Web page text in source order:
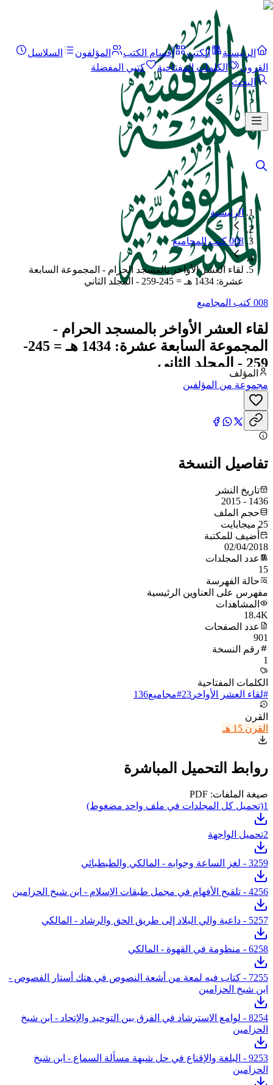
الرئيسية الكتب أقسام الكتب المؤلفون
السلاسل
القرون
الكلمات المفتاحية
كتبي المفضلة
البحث
الرئيسية
008 كتب المجاميع
لقاء العشر الأواخر بالمسجد الحرام - المجموعة السابعة
عشرة: 1434 هـ = 245-259 - المجلد الثاني
008 كتب المجاميع
لقاء العشر الأواخر بالمسجد الحرام -
المجموعة السابعة عشرة: 1434 هـ = 245-
259 - المجلد الثاني
المؤلف
مجموعة من المؤلفين
تفاصيل النسخة
تاريخ النشر
1436 - 2015
حجم الملف
25 ميجابايت
أُضيف للمكتبة
02/04/2018
عدد المجلدات
15
حالة الفهرسة
مفهرس على العناوين الرئيسية
المشاهدات
18.4K
عدد الصفحات
901
رقم النسخة
1
الكلمات المفتاحية
#لقاء العشر الأواخر 23
#مجاميع136
القرن
القرن 15 هـ
روابط التحميل المباشرة
صيغة الملفات: PDF
1(تحميل كل المجلدات في ملف واحد مضغوط)
2تحميل الواجهة
3259 - لغز الساعة وجوابه - المالكي والطبطبائي
4256 - تلقيح الأفهام في مجمل طبقات الإسلام - ابن شيخ الحزامين
5257 - داعية والي البلاد إلى طريق الحق والرشاد - المالكي
6258 - منظومة في القهوة - المالكي
7 255 - كتاب فيه لمعة من أشعة النصوص في هتك أستار الفصوص -
ابن شيخ الحزامين
8 254 - لوامع الاسترشاد في الفرق بين التوحيد والإتحاد - ابن شيخ
الحزامين
9 253 - البلغة والإقناع في حل شبهة مسألة السماع - ابن شيخ
الحزامين